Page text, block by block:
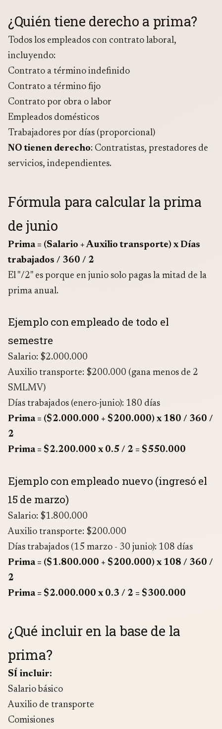
¿Quién tiene derecho a prima?
Todos los empleados con contrato laboral,
incluyendo:
Contrato a término indefinido
Contrato a término fijo
Contrato por obra o labor
Empleados domésticos
Trabajadores por días (proporcional)
NO tienen derecho: Contratistas, prestadores de
servicios, independientes.
Fórmula para calcular la prima
de junio
Prima = (Salario + Auxilio transporte) x Días
trabajados / 360 / 2
El "/2" es porque en junio solo pagas la mitad de la
prima anual.
Ejemplo con empleado de todo el
semestre
Salario: $2.000.000
Auxilio transporte: $200.000 (gana menos de 2
SMLMV)
Días trabajados (enero-junio): 180 días
Prima = ($2.000.000 + $200.000) x 180 / 360 /
2
Prima = $2.200.000 x 0.5 / 2 = $550.000
Ejemplo con empleado nuevo (ingresó el
15 de marzo)
Salario: $1.800.000
Auxilio transporte: $200.000
Días trabajados (15 marzo - 30 junio): 108 días
Prima = ($1.800.000 + $200.000) x 108 / 360 /
2
Prima = $2.000.000 x 0.3 / 2 = $300.000
¿Qué incluir en la base de la
prima?
SÍ incluir:
Salario básico
Auxilio de transporte
Comisiones